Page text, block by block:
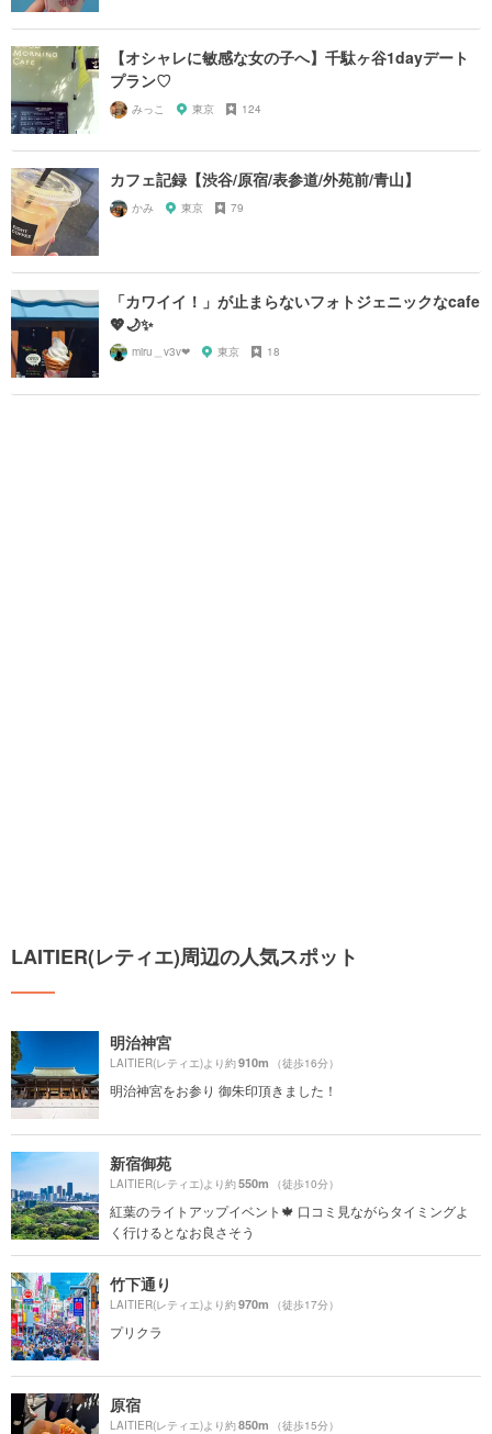
【オシャレに敏感な女の子へ】千駄ヶ谷1dayデート
プラン♡
みっこ 東京 124
カフェ記録【渋谷/原宿/表参道/外苑前/青山】
かみ 東京 79
「カワイイ！」が止まらないフォトジェニックなcafe
💖🌙✨
miru＿v3v❤︎ 東京 18
LAITIER(レティエ)周辺の人気スポット
明治神宮
LAITIER(レティエ)より約910m （徒歩16分）
明治神宮をお参り 御朱印頂きました！
新宿御苑
LAITIER(レティエ)より約550m （徒歩10分）
紅葉のライトアップイベント🍁 口コミ見ながらタイミングよ
く行けるとなお良さそう
竹下通り
LAITIER(レティエ)より約970m （徒歩17分）
プリクラ
原宿
LAITIER(レティエ)より約850m （徒歩15分）